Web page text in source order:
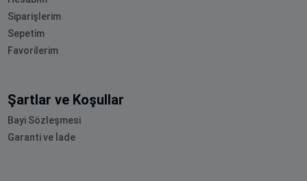
Siparişlerim
Sepetim
Favorilerim
Şartlar ve Koşullar
Bayi Sözleşmesi
Garanti ve İade